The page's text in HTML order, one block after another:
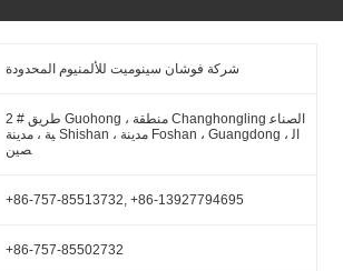
شركة فوشان سينوميت للألمنيوم المحدودة
2 # طريق Guohong ، منطقة Changhongling الصناع
ية ، مدينة Shishan ، مدينة Foshan ، Guangdong ، ال
صين
+86-757-85513732, +86-13927794695
+86-757-85502732